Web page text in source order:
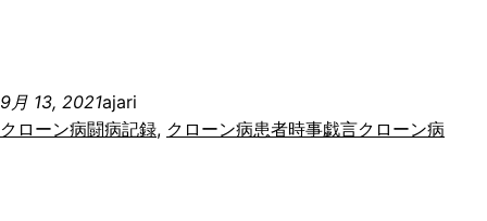
9月 13, 2021ajari
クローン病闘病記録, クローン病患者時事戯言クローン病